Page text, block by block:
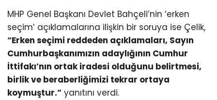
MHP Genel Başkanı Devlet Bahçeli’nin ‘erken
seçim’ açıklamalarına ilişkin bir soruya ise Çelik,
“Erken seçimi reddeden açıklamaları, Sayın
Cumhurbaşkanımızın adaylığının Cumhur
İttifakı’nın ortak iradesi olduğunu belirtmesi,
birlik ve beraberliğimizi tekrar ortaya
koymuştur.” yanıtını verdi.